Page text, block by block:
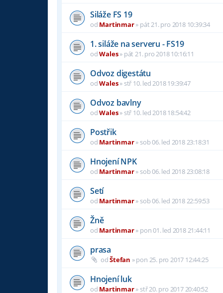
Siláže FS 19
od Martinmar» pát 21. pro 2018 10:39:34
1. siláže na serveru - FS19
odWales» pát 21. pro 2018 10:16:11
Odvoz digestátu
odWales» stř 10. led 2018 19:39:47
Odvoz bavlny
odWales» stř 10. led 2018 18:54:42
Postřik
od Martinmar» sob 06. led 2018 23:18:31
Hnojení NPK
od Martinmar» sob 06. led 2018 23:08:18
Setí
od Martinmar» sob 06. led 2018 22:59:53
Žně
od Martinmar» pon 01. led 2018 21:44:11
prasa
odŠtefan »pon 25. pro 2017 12:44:25
Hnojení luk
od Martinmar» stř 20. pro 2017 20:40:52